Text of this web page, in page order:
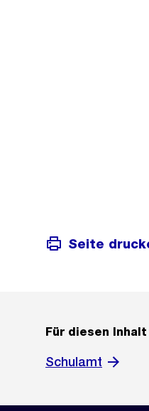
Seite
Für diesen
Schulamt